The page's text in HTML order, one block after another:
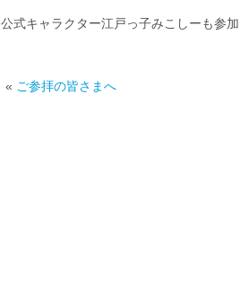
式キャラクター江戸っ子みこしーも参
« ご参拝の皆さまへ